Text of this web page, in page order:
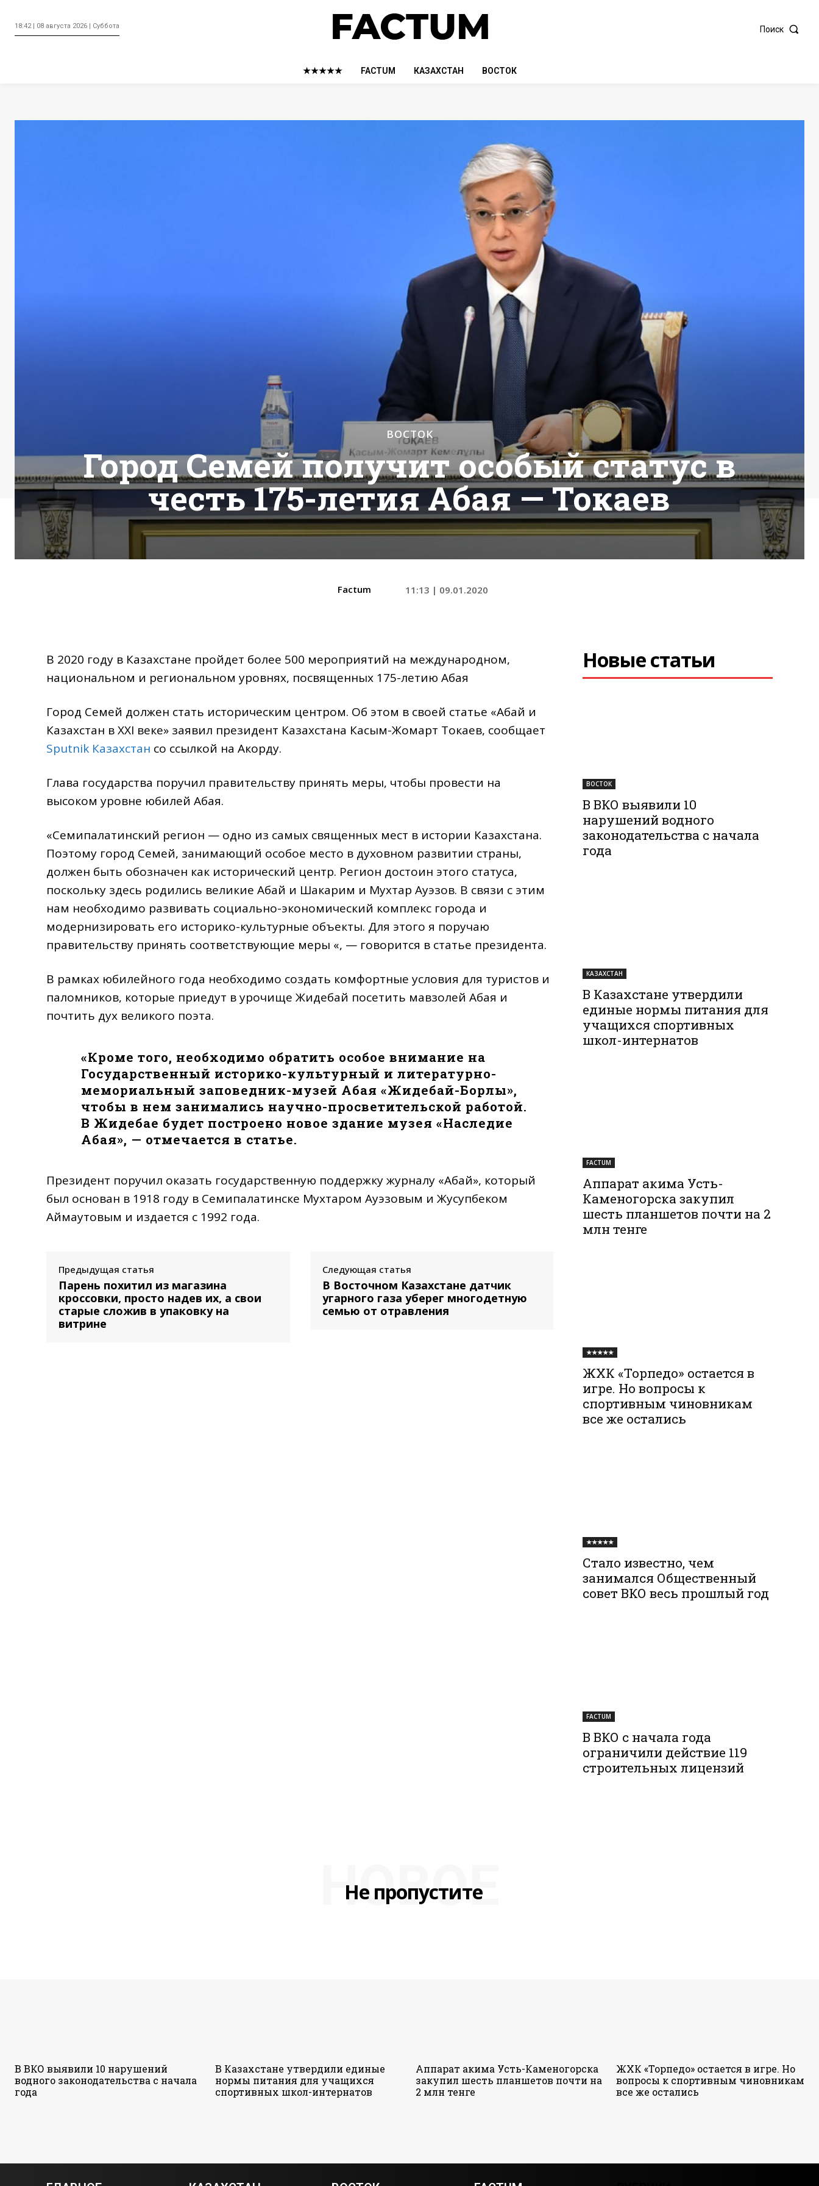
18:42 | 08 августа 2026 | Суббота Поиск
★★★★★ FACTUM КАЗАХСТАН ВОСТОК
ВОСТОК
Город Семей получит особый статус в
честь 175-летия Абая — Токаев
Factum 11:13 | 09.01.2020
В 2020 году в Казахстане пройдет более 500 мероприятий на международном,
национальном и региональном уровнях, посвященных 175-летию Абая
Город Семей должен стать историческим центром. Об этом в своей статье «Абай и
Казахстан в XXI веке» заявил президент Казахстана Касым-Жомарт Токаев, сообщает
Sputnik Казахстан со ссылкой на Акорду.
Глава государства поручил правительству принять меры, чтобы провести на
высоком уровне юбилей Абая.
«Семипалатинский регион — одно из самых священных мест в истории Казахстана.
Поэтому город Семей, занимающий особое место в духовном развитии страны,
должен быть обозначен как исторический центр. Регион достоин этого статуса,
поскольку здесь родились великие Абай и Шакарим и Мухтар Ауэзов. В связи с этим
нам необходимо развивать социально-экономический комплекс города и
модернизировать его историко-культурные объекты. Для этого я поручаю
правительству принять соответствующие меры «, — говорится в статье президента.
В рамках юбилейного года необходимо создать комфортные условия для туристов и
паломников, которые приедут в урочище Жидебай посетить мавзолей Абая и
почтить дух великого поэта.
«Кроме того, необходимо обратить особое внимание на
Государственный историко-культурный и литературно-
мемориальный заповедник-музей Абая «Жидебай-Борлы»,
чтобы в нем занимались научно-просветительской работой.
В Жидебае будет построено новое здание музея «Наследие
Абая», — отмечается в статье.
Президент поручил оказать государственную поддержку журналу «Абай», который
был основан в 1918 году в Семипалатинске Мухтаром Ауэзовым и Жусупбеком
Аймаутовым и издается с 1992 года.
Предыдущая статья
Парень похитил из магазина
кроссовки, просто надев их, а свои
старые сложив в упаковку на
витрине
Следующая статья
В Восточном Казахстане датчик
угарного газа уберег многодетную
семью от отравления
Новые статьи
ВОСТОК
В ВКО выявили 10
нарушений водного
законодательства с начала
года
КАЗАХСТАН
В Казахстане утвердили
единые нормы питания для
учащихся спортивных
школ-интернатов
FACTUM
Аппарат акима Усть-
Каменогорска закупил
шесть планшетов почти на 2
млн тенге
★★★★★
ЖХК «Торпедо» остается в
игре. Но вопросы к
спортивным чиновникам
все же остались
★★★★★
Стало известно, чем
занимался Общественный
совет ВКО весь прошлый год
FACTUM
В ВКО с начала года
ограничили действие 119
строительных лицензий
Не пропустите
НОВОЕ
В ВКО выявили 10 нарушений
водного законодательства с начала
года
В Казахстане утвердили единые
нормы питания для учащихся
спортивных школ-интернатов
Аппарат акима Усть-Каменогорска
закупил шесть планшетов почти на
2 млн тенге
ЖХК «Торпедо» остается в игре. Но
вопросы к спортивным чиновникам
все же остались